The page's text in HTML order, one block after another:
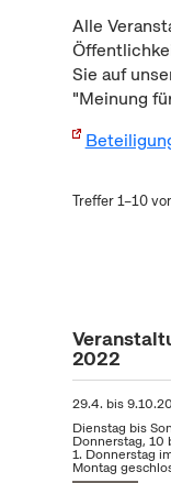
Alle
Sie auf
"Meinung
Treffer 1–10
2022
29.4. bis
Dienstag bis
Donnerstag, 10
1. Donnerstag
Montag